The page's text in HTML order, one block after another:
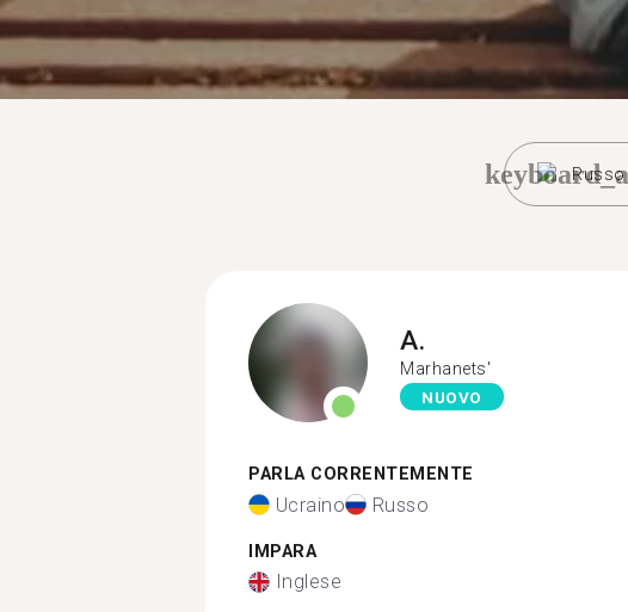
Russo
A.
Marhanets'
NUOVO
PARLA CORRENTEMENTE
Ucraino Russo
IMPARA
Inglese